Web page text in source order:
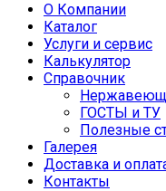
О Компании
Каталог
Услуги и сервис
Калькулятор
Справочник
ГОСТЫ и ТУ
Полезные
Галерея
Доставка и
Контакты